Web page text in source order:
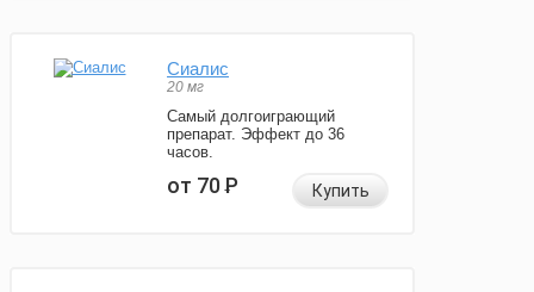
Сиалис
20 мг
Самый долгоиграющий
препарат. Эффект до 36
часов.
от 70Р Купить